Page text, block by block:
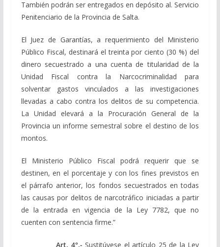
También podrán ser entregados en depósito al. Servicio
Penitenciario de la Provincia de Salta.
El Juez de Garantías, a requerimiento del Ministerio
Público Fiscal, destinará el treinta por ciento (30 %) del
dinero secuestrado a una cuenta de titularidad de la
Unidad Fiscal contra la Narcocriminalidad para
solventar gastos vinculados a las investigaciones
llevadas a cabo contra los delitos de su competencia.
La Unidad elevará a la Procuración General de la
Provincia un informe semestral sobre el destino de los
montos.
El Ministerio Público Fiscal podrá requerir que se
destinen, en el porcentaje y con los fines previstos en
el párrafo anterior, los fondos secuestrados en todas
las causas por delitos de narcotráfico iniciadas a partir
de la entrada en vigencia de la Ley 7782, que no
cuenten con sentencia firme.”
Art. 4°.-Sustitúyese el artículo 25 de la Ley